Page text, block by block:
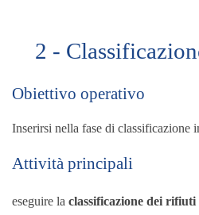
2 -
Obiettivo operativo
Inserirsi nella fase di classificazione
Attività principali
eseguire la classificazione dei rifiuti